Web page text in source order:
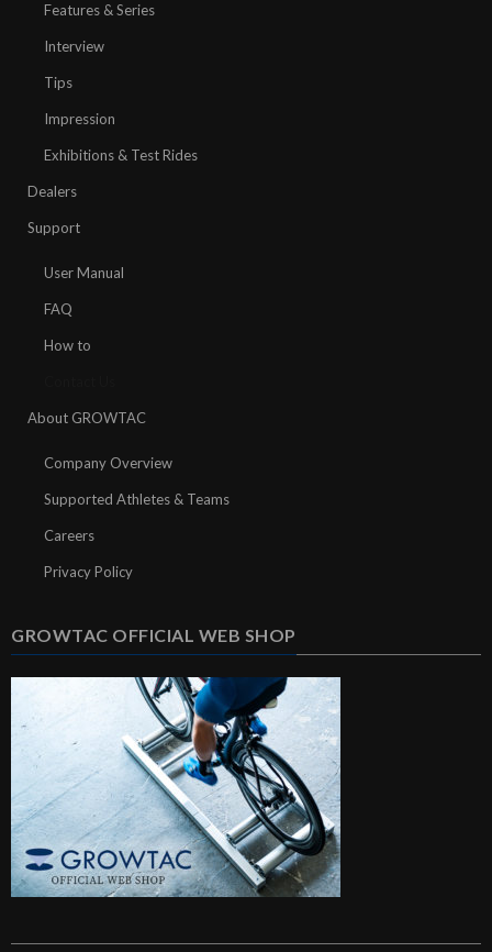
Features & Series
Interview
Tips
Impression
Exhibitions & Test Rides
Dealers
Support
User Manual
FAQ
How to
About GROWTAC
Company Overview
Supported Athletes & Teams
Careers
Privacy Policy
GROWTAC OFFICIAL WEB SHOP